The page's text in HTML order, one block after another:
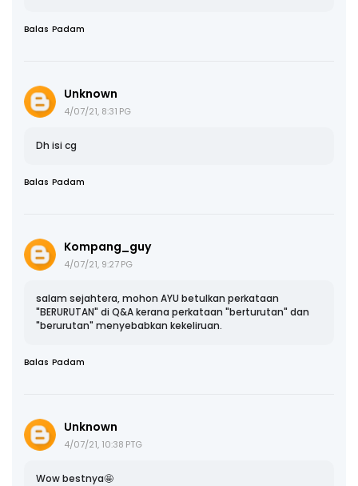
Balas Padam
Unknown
4/07/21, 8:31 PG
Dh isi cg
Balas Padam
Kompang_guy
4/07/21, 9:27 PG
salam sejahtera, mohon AYU betulkan perkataan
"BERURUTAN" di Q&A kerana perkataan "berturutan" dan
"berurutan" menyebabkan kekeliruan.
Balas Padam
Unknown
4/07/21, 10:38 PTG
Wow bestnya🤩